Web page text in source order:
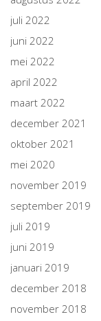
juli 2022
juni 2022
mei 2022
april 2022
maart 2022
december 2021
oktober 2021
mei 2020
november 2019
september 2019
juli 2019
juni 2019
januari 2019
december 2018
november 2018